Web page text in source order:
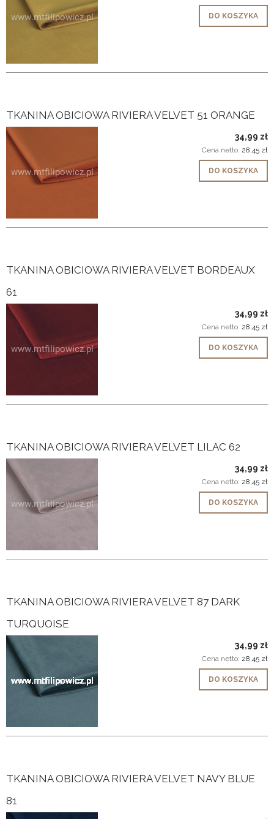
DO KOSZYKA
TKANINA OBICIOWA RIVIERA VELVET 51 ORANGE
34,99 zł
Cena netto: 28,45 zł
DO KOSZYKA
TKANINA OBICIOWA RIVIERA VELVET BORDEAUX
61
34,99 zł
Cena netto: 28,45 zł
DO KOSZYKA
TKANINA OBICIOWA RIVIERA VELVET LILAC 62
34,99 zł
Cena netto: 28,45 zł
DO KOSZYKA
TKANINA OBICIOWA RIVIERA VELVET 87 DARK
TURQUOISE
34,99 zł
Cena netto: 28,45 zł
DO KOSZYKA
TKANINA OBICIOWA RIVIERA VELVET NAVY BLUE
81